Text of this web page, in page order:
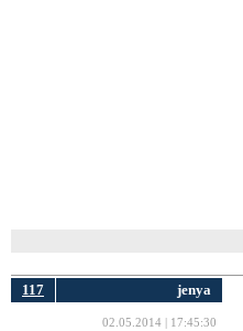
117 jenya
02.05.2014 | 17:45:30